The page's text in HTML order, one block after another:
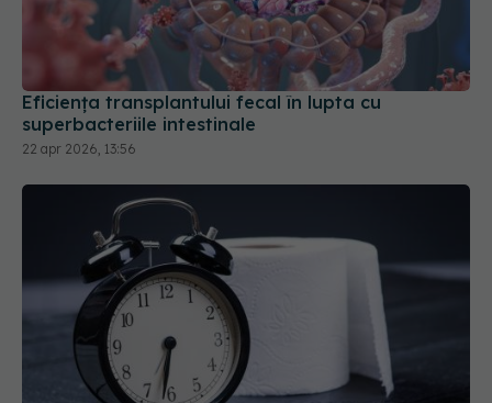
Eficiența transplantului fecal în lupta cu
superbacteriile intestinale
22 apr 2026, 13:56